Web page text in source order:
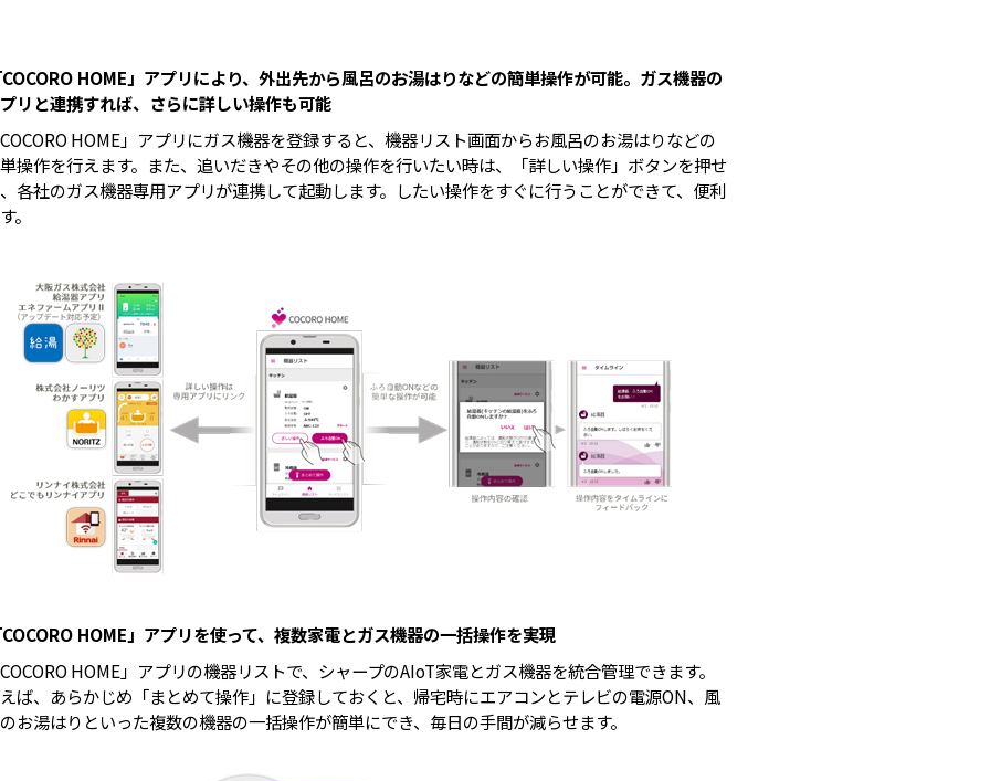
HOME」アプリにより、外出先から風呂のお湯はりなどの簡単操作が可能。ガス機器の
リと連携すれば、さらに詳しい操作も可能
COCORO HOME」アプリにガス機器を登録すると、機器リスト画面からお風呂のお湯はりなどの
操作を行えます。また、追いだきやその他の操作を行いたい時は、「詳しい操作」ボタンを押せ
各社のガス機器専用アプリが連携して起動します。したい操作をすぐに行うことができて、便利
。
HOME」アプリを使って、複数家電とガス機器の一括操作を実現
COCORO HOME」アプリの機器リストで、シャープのAIoT家電とガス機器を統合管理できます。
ば、あらかじめ「まとめて操作」に登録しておくと、帰宅時にエアコンとテレビの電源ON、風
お湯はりといった複数の機器の一括操作が簡単にでき、毎日の手間が減らせます。